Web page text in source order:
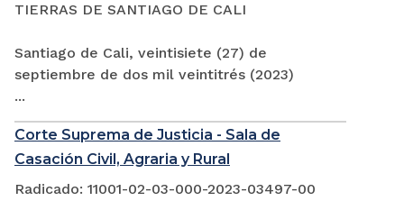
TIERRAS DE SANTIAGO DE CALI
Santiago de Cali, veintisiete (27) de
septiembre de dos mil veintitrés (2023)
...
Corte Suprema de Justicia - Sala de
Casación Civil, Agraria y Rural
Radicado: 11001-02-03-000-2023-03497-00